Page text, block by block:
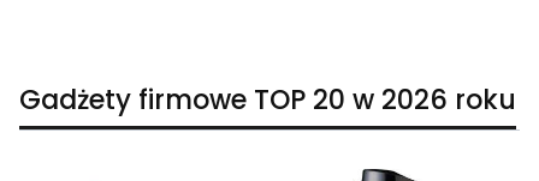
Gadżety firmowe TOP 20 w 2026 roku